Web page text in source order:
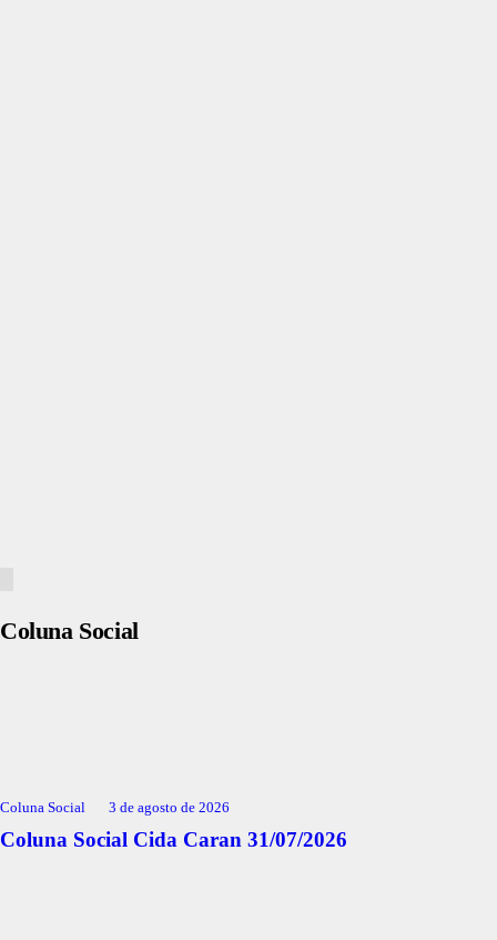
Coluna Social
Coluna Social 3 de agosto de 2026
Coluna Social Cida Caran 31/07/2026